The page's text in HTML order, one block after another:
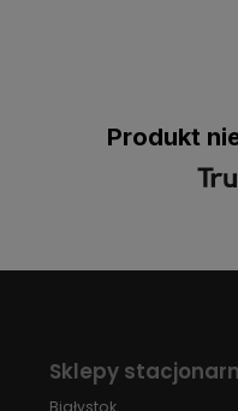
Produkt
Sklepy
Białystok